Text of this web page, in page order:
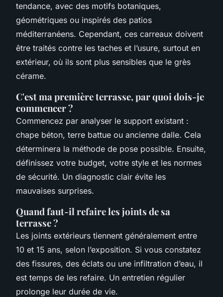
tendance, avec des motifs botaniques,
géométriques ou inspirés des patios
méditerranéens. Cependant, ces carreaux doivent
être traités contre les taches et l’usure, surtout en
extérieur, où ils sont plus sensibles que le grès
cérame.
C'est ma première terrasse, par quoi dois-je
commencer ?
Commencez par analyser le support existant :
chape béton, terre battue ou ancienne dalle. Cela
déterminera la méthode de pose possible. Ensuite,
définissez votre budget, votre style et les normes
de sécurité. Un diagnostic clair évite les
mauvaises surprises.
Quand faut-il refaire les joints de sa
terrasse ?
Les joints extérieurs tiennent généralement entre
10 et 15 ans, selon l’exposition. Si vous constatez
des fissures, des éclats ou une infiltration d’eau, il
est temps de les refaire. Un entretien régulier
prolonge leur durée de vie.